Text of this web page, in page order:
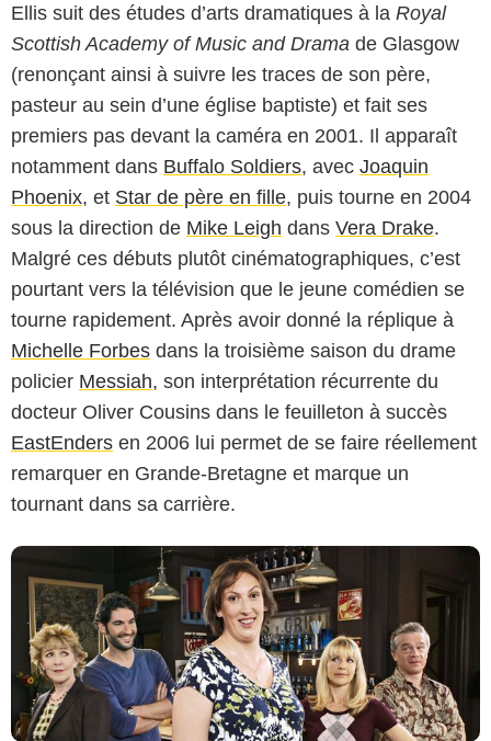
Ellis suit des études d’arts dramatiques à la Royal
Scottish Academy of Music and Drama de Glasgow
(renonçant ainsi à suivre les traces de son père,
pasteur au sein d’une église baptiste) et fait ses
premiers pas devant la caméra en 2001. Il apparaît
notamment dans Buffalo Soldiers, avec Joaquin
Phoenix, et Star de père en fille, puis tourne en 2004
sous la direction de Mike Leigh dans Vera Drake.
Malgré ces débuts plutôt cinématographiques, c’est
pourtant vers la télévision que le jeune comédien se
tourne rapidement. Après avoir donné la réplique à
Michelle Forbes dans la troisième saison du drame
policier Messiah, son interprétation récurrente du
docteur Oliver Cousins dans le feuilleton à succès
EastEnders en 2006 lui permet de se faire réellement
remarquer en Grande-Bretagne et marque un
tournant dans sa carrière.
BBC (British Broadcasting Corporation)